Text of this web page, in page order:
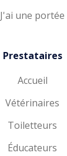
J'ai une portée
Prestataires
Accueil
Vétérinaires
Toiletteurs
Éducateurs